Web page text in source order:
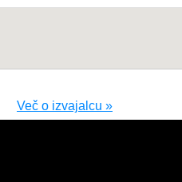
Več o izvajalcu »